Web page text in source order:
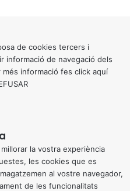
de cookies tercers i
informació de navegació dels
informació fes click aquí
la vostra experiència
les cookies que es
al vostre navegador,
de les funcionalitats